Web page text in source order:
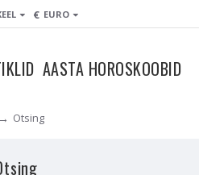
€ EURO
AASTA HOROSKOOBID
Otsing